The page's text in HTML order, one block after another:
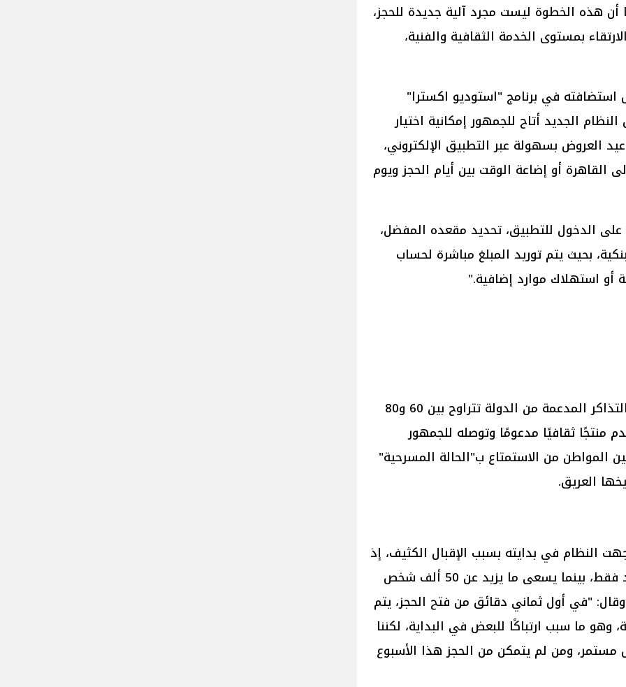
هذه الخطوة ليست مجرد آلية جديدة للحجز،
بمستوى الخدمة الثقافية والفنية،
في برنامج "استوديو اكسترا"
الجديد أتاح للجمهور إمكانية اختيار
العروض بسهولة عبر التطبيق الإلكتروني،
القاهرة أو إضاعة الوقت بين أيام الحجز ويوم
الدخول للتطبيق، تحديد مقعده المفضل،
بحيث يتم توريد المبلغ مباشرة لحساب
أو استهلاك موارد إضافية."
وأشار الدكتور أيمن إلى أن أسعار التذاكر المدعمة من الدولة تتراوح بين 60 و80
منتجًا ثقافيًا مدعومًا وتوصله للجمهور
المواطن من الاستمتاع ب"الحالة المسرحية"
العريق.
النظام في بدايته بسبب الإقبال الكثيف، إذ
يتسع المسرح القومي ل500 مقعد فقط، بينما يسعى ما يزيد عن 50 ألف شخص
"في أول ثماني دقائق من فتح الحجز، يتم
وهو ما سبب ارتباكًا للبعض في البداية، لكننا
مستمر، ومن لم يتمكن من الحجز هذا الأسبوع